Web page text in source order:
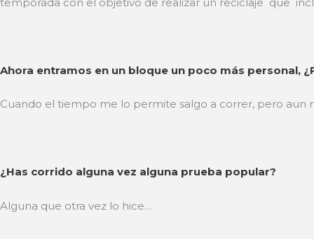
Ahora entramos en un bloque un poco más personal,
Cuando el tiempo me lo permite salgo a correr, pero aun
¿Has corrido alguna vez alguna prueba popular?
Alguna que otra vez lo hice…